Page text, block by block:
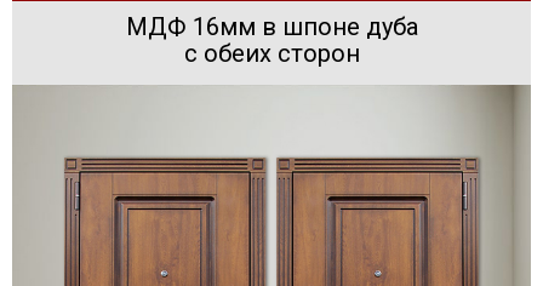
МДФ 16мм в шпоне дуба
с обеих сторон